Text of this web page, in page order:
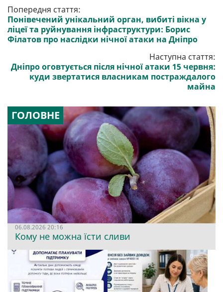
Попередня стаття:
Понівечений унікальний орган, вибиті вікна у
ліцеї та руйнування інфраструктури: Борис
Філатов про наслідки нічної атаки на Дніпро
Наступна стаття:
Дніпро оговтується після нічної атаки 15 червня:
куди звертатися власникам постраждалого
майна
ГОЛОВНЕ
06.08.2026 20:16
Кому не можна їсти сливи